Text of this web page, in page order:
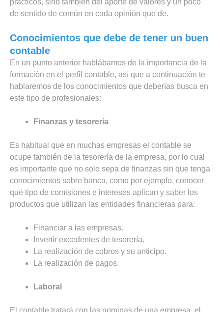
prácticos, sino también del aporte de valores y un poco
de sentido de común en cada opinión que de.
Conocimientos que debe de tener un buen
contable
En un punto anterior hablábamos de la importancia de la
formación en el perfil contable, así que a continuación te
hablaremos de los conocimientos que deberías busca en
este tipo de profesionales:
Finanzas y tesorería
Es habitual que en muchas empresas el contable se
ocupe también de la tesorería de la empresa, por lo cual
es importante que no solo sepa de finanzas sin que tenga
conocimientos sobre banca, como por ejemplo, conocer
qué tipo de comisiones e intereses aplican y saber los
productos que utilizan las entidades financieras para:
Financiar a las empresas.
Invertir excedentes de tesorería.
La realización de cobros y su anticipo.
La realización de pagos.
Laboral
El contable tratará con las nominas de una empresa, el